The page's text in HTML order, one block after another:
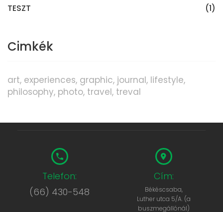
TESZT
(1)
Cimkék
art experiences graphic journal lifestyle
philosophy photo travel treval
Telefon:
(66) 430-548
Cím:
Békéscsaba,
Luther utca 5/A. (a
buszmegállónál)